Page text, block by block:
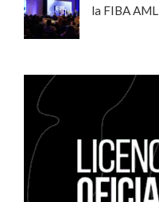
la FIBA AML